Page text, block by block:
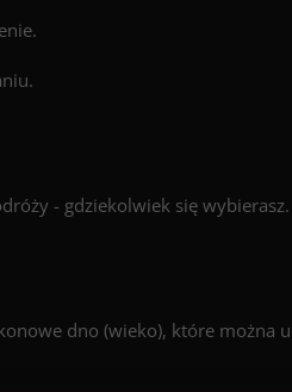
- gdziekolwiek się wybierasz.
dno (wieko), które